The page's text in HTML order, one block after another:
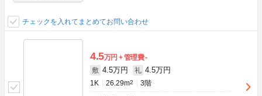
チェックを入れてまとめてお問い合わせ
4.5万円 管理費-
敷 4.5万円 礼 4.5万円
1K 26.29m2 3階